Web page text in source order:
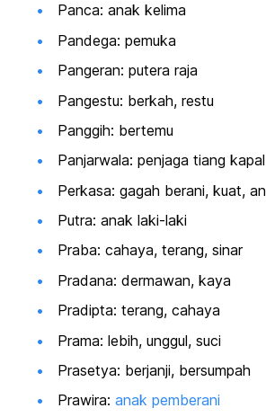
Panca: anak kelima
Pandega: pemuka
Pangeran: putera raja
Pangestu: berkah, restu
Panggih: bertemu
Panjarwala: penjaga tiang kapal
Perkasa: gagah berani, kuat,
Putra: anak laki-laki
Praba: cahaya, terang, sinar
Pradana: dermawan, kaya
Pradipta: terang, cahaya
Prama: lebih, unggul, suci
Prasetya: berjanji, bersumpah
Prawira: anak pemberani